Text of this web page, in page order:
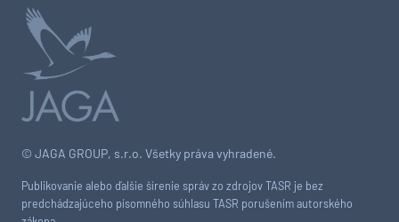
© JAGA GROUP, s.r.o. Všetky práva vyhradené.
Publikovanie alebo ďalšie šírenie správ zo zdrojov TASR je bez
predchádzajúceho písomného súhlasu TASR porušením autorského